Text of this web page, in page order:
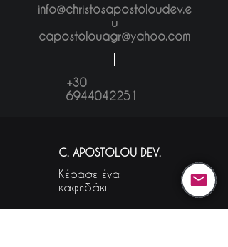
info@christosapostoloudev.e
u
capostolouagr@yahoo.com
+30
6944042251
C. APOSTOLOU DEV.
Κέρασε ένα
καφεδάκι